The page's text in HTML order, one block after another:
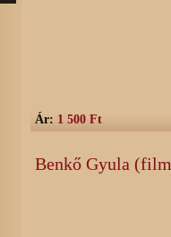
Ár: 1 500 Ft
Benkő Gyula